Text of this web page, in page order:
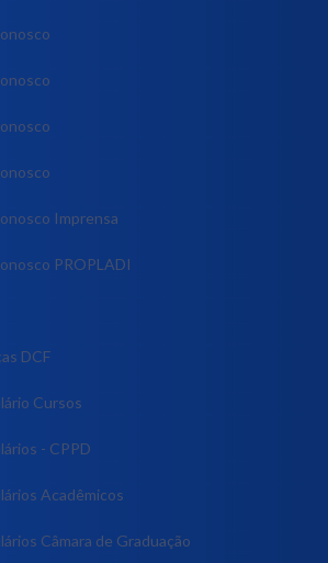
Imprensa
PROPLADI
DCF
Cursos
- CPPD
Acadêmicos
Câmara de Graduação